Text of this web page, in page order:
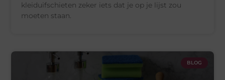
kleiduifschieten zeker iets dat je op je lijst zou
moeten staan.
BLOG